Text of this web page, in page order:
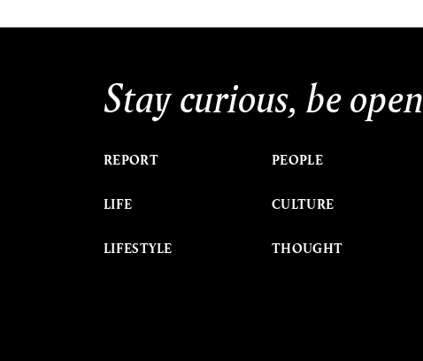
Stay curious, be open
REPORT
LIFE
LIFESTYLE
PEOPLE
CULTURE
THOUGHT